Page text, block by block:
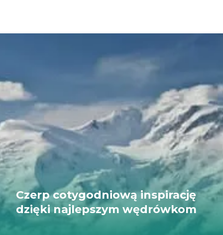
Czerp cotygodniową inspirację
dzięki najlepszym wędrówkom